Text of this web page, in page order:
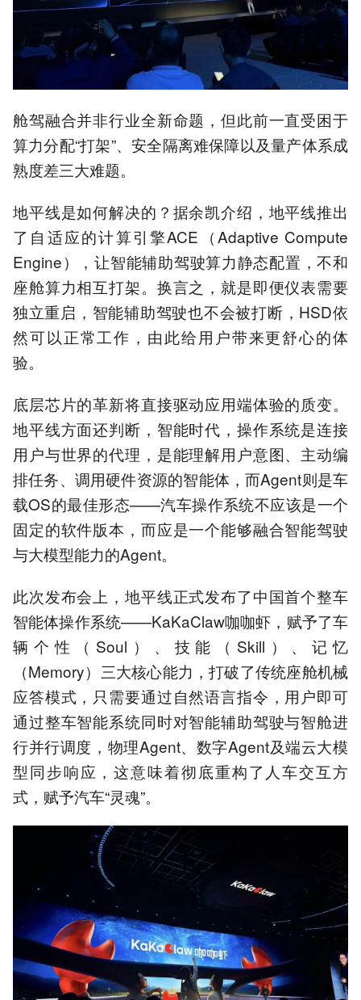
舱驾融合并非行业全新命题，但此前一直受困于
算力分配“打架”、安全隔离难保障以及量产体系成
熟度差三大难题。
地平线是如何解决的？据余凯介绍，地平线推出
了自适应的计算引擎ACE（Adaptive Compute
Engine），让智能辅助驾驶算力静态配置，不和
座舱算力相互打架。换言之，就是即便仪表需要
独立重启，智能辅助驾驶也不会被打断，HSD依
然可以正常工作，由此给用户带来更舒心的体
验。
底层芯片的革新将直接驱动应用端体验的质变。
地平线方面还判断，智能时代，操作系统是连接
用户与世界的代理，是能理解用户意图、主动编
排任务、调用硬件资源的智能体，而Agent则是车
载OS的最佳形态——汽车操作系统不应该是一个
固定的软件版本，而应是一个能够融合智能驾驶
与大模型能力的Agent。
此次发布会上，地平线正式发布了中国首个整车
智能体操作系统——KaKaClaw咖咖虾，赋予了车
辆个性（Soul）、技能（Skill）、记忆
（Memory）三大核心能力，打破了传统座舱机械
应答模式，只需要通过自然语言指令，用户即可
通过整车智能系统同时对智能辅助驾驶与智舱进
行并行调度，物理Agent、数字Agent及端云大模
型同步响应，这意味着彻底重构了人车交互方
式，赋予汽车“灵魂”。